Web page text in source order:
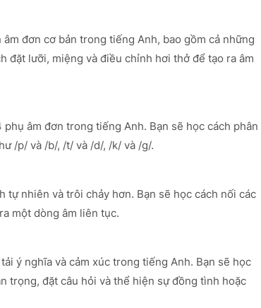
đơn cơ bản trong tiếng Anh, bao gồm cả những
đặt lưỡi, miệng và điều chỉnh hơi thở để tạo ra âm
âm đơn trong tiếng Anh. Bạn sẽ học cách phân
/p/ và /b/, /t/ và /d/, /k/ và /g/.
tự nhiên và trôi chảy hơn. Bạn sẽ học cách nối các
một dòng âm liên tục.
ý nghĩa và cảm xúc trong tiếng Anh. Bạn sẽ học
trọng, đặt câu hỏi và thể hiện sự đồng tình hoặc